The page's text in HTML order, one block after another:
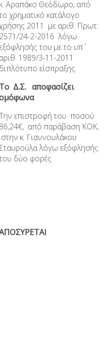
κ. Αραπάκο Θεόδωρο, από
χρηματικό κατάλογο
2011 με αριθ. Πρωτ:
2571/24-2-2016 λόγω
εξόφλησής του με το υπ΄
αριθ. 1989/3-11-2011
διπλότυπο είσπραξης.
Το Δ.Σ. αποφασίζει
επιστροφή του ποσού
86,24€, από παράβαση ΚΟΚ,
στην κ. Γιαννουλάκου
λόγω εξόφλησής
δύο φορές